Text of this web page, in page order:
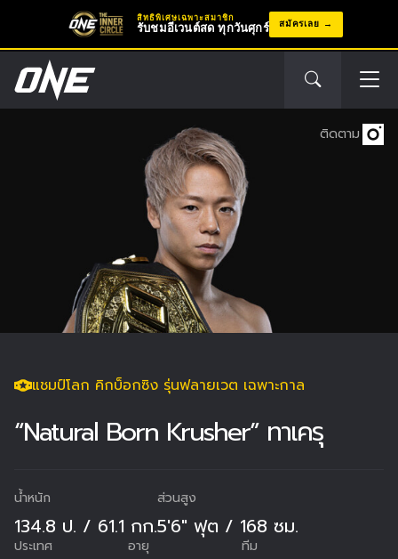
สิทธิพิเศษเฉพาะสมาชิก
รับชมอีเวนต์สด ทุกวันศุกร์ สมัครเลย
แชมป์โลก คิกบ็อกซิง รุ่นฟลายเวต เฉพาะกาล
“Natural Born Krusher” ทาเครุ
น้ำหนัก
134.8 ป. / 61.1 กก.
ส่วนสูง
5'6" ฟุต / 168 ซม.
ประเทศ อายุ ทีม
ติดตาม